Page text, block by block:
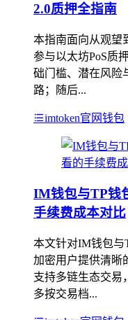
2.0质押全指南
本指南面向从观望
参与以太坊PoS质
础门槛、潜在风险
路；随后...
imtoken官网钱包
IM钱包与TP钱
手续费成本对比
本文针对IM钱包与
加密用户提供清晰
支持多链生态交易
多按交易档...